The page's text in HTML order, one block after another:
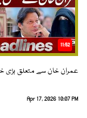
11:52
عمران خان سے متعلق بڑی
Apr 17, 2026 10:07 PM